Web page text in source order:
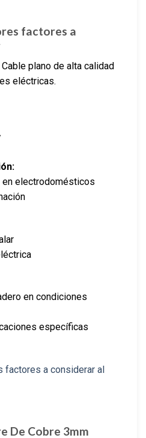
factores a
Cable plano de alta calidad
eléctricas.
electrodomésticos
en condiciones
específicas
De Cobre 3mm